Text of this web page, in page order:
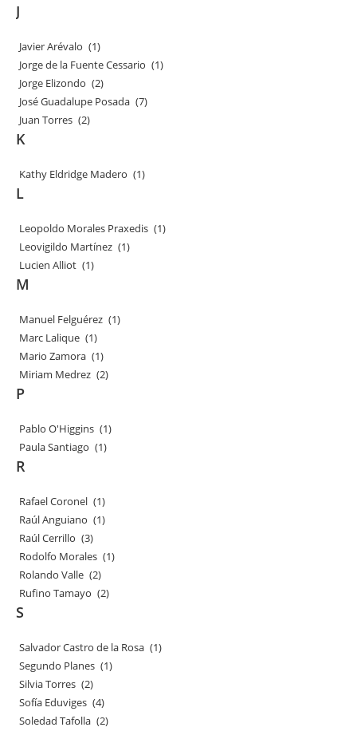
J
Javier Arévalo (1)
Jorge de la Fuente Cessario (1)
Jorge Elizondo (2)
José Guadalupe Posada (7)
Juan Torres (2)
K
Kathy Eldridge Madero (1)
L
Leopoldo Morales Praxedis (1)
Leovigildo Martínez (1)
Lucien Alliot (1)
M
Manuel Felguérez (1)
Marc Lalique (1)
Mario Zamora (1)
Miriam Medrez (2)
P
Pablo O'Higgins (1)
Paula Santiago (1)
R
Rafael Coronel (1)
Raúl Anguiano (1)
Raúl Cerrillo (3)
Rodolfo Morales (1)
Rolando Valle (2)
Rufino Tamayo (2)
S
Salvador Castro de la Rosa (1)
Segundo Planes (1)
Silvia Torres (2)
Sofía Eduviges (4)
Soledad Tafolla (2)